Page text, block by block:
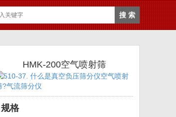
HMK-200空气喷射筛
规格